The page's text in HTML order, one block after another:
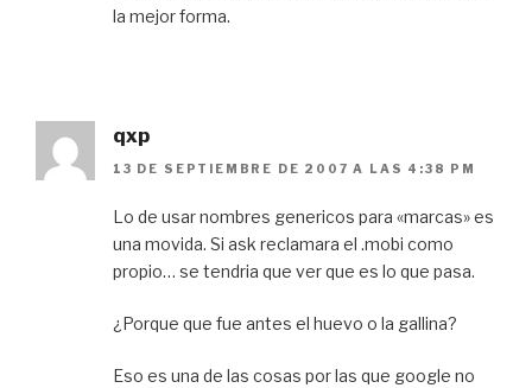
la mejor forma.
qxp
13 DE SEPTIEMBRE DE 2007 A LAS 4:38 PM
Lo de usar nombres genericos para «marcas» es
una movida. Si ask reclamara el .mobi como
propio… se tendria que ver que es lo que pasa.
¿Porque que fue antes el huevo o la gallina?
Eso es una de las cosas por las que google no